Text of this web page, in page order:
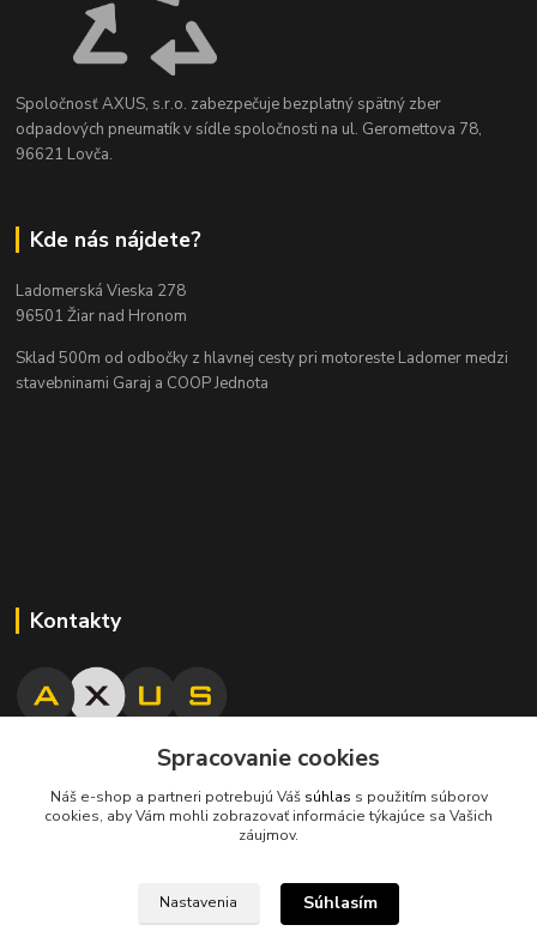
Spoločnosť AXUS, s.r.o. zabezpečuje bezplatný spätný zber
odpadových pneumatík v sídle spoločnosti na ul. Geromettova 78,
96621 Lovča.
Kde nás nájdete?
Ladomerská Vieska 278
96501 Žiar nad Hronom
Sklad 500m od odbočky z hlavnej cesty pri motoreste Ladomer medzi
stavebninami Garaj a COOP Jednota
Kontakty
045/671 63 50
axuspneu@gmail.com
Spracovanie cookies
Náš e-shop a partneri potrebujú Váš súhlas s použitím súborov
cookies, aby Vám mohli zobrazovať informácie týkajúce sa Vašich
záujmov.
Nastavenia Súhlasím